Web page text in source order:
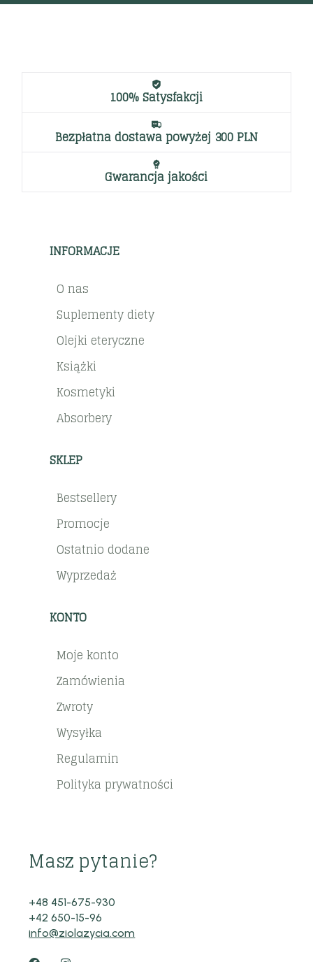
100% Satysfakcji
Bezpłatna dostawa powyżej 300 PLN
Gwarancja jakości
INFORMACJE
O nas
Suplementy diety
Olejki eteryczne
Książki
Kosmetyki
Absorbery
SKLEP
Bestsellery
Promocje
Ostatnio dodane
Wyprzedaż
KONTO
Moje konto
Zamówienia
Zwroty
Wysyłka
Regulamin
Polityka prywatności
Masz pytanie?
+48 451-675-930
+42 650-15-96
info@ziolazycia.com